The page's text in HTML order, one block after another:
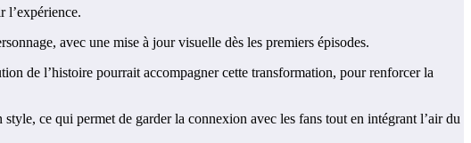
l’expérience.
avec une mise à jour visuelle dès les premiers épisodes.
de l’histoire pourrait accompagner cette transformation, pour renforcer la
ce qui permet de garder la connexion avec les fans tout en intégrant l’air du